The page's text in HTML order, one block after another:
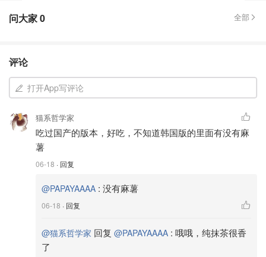
问大家0 全部
评论
打开App写评论
猫系哲学家
吃过国产的版本，好吃，不知道韩国版的里面有没有麻
薯
06-18 · 回复
@PAPAYAAAA : 没有麻薯
06-18 · 回复
@猫系哲学家 回复 @PAPAYAAAA : 哦哦，纯抹茶很香
了